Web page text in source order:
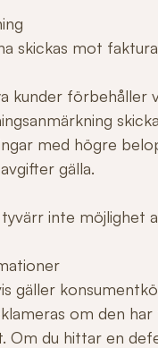
skickas mot
kunder förbehåller
med högre
gälla.
inte möjlighet
gäller
om den
Om du hittar en